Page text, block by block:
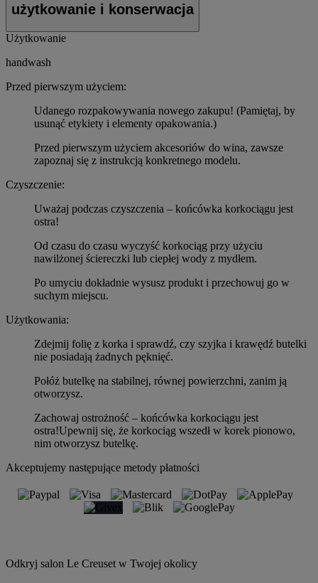
użytkowanie i konserwacja
Użytkowanie
handwash
Przed pierwszym użyciem:
Udanego rozpakowywania nowego zakupu! (Pamiętaj, by
usunąć etykiety i elementy opakowania.)
Przed pierwszym użyciem akcesoriów do wina, zawsze
zapoznaj się z instrukcją konkretnego modelu.
Czyszczenie:
Uważaj podczas czyszczenia – końcówka korkociągu jest
ostra!
Od czasu do czasu wyczyść korkociąg przy użyciu
nawilżonej ściereczki lub ciepłej wody z mydłem.
Po umyciu dokładnie wysusz produkt i przechowuj go w
suchym miejscu.
Użytkowania:
Zdejmij folię z korka i sprawdź, czy szyjka i krawędź butelki
nie posiadają żadnych pęknięć.
Połóż butelkę na stabilnej, równej powierzchni, zanim ją
otworzysz.
Zachowaj ostrożność – końcówka korkociągu jest
ostra!Upewnij się, że korkociąg wszedł w korek pionowo,
nim otworzysz butelkę.
Akceptujemy następujące metody płatności
Odkryj salon Le Creuset w Twojej okolicy